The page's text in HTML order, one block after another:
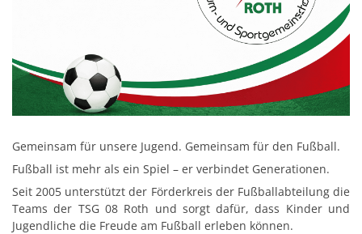
Gemeinsam für unsere Jugend. Gemeinsam für den Fußball.
Fußball ist mehr als ein Spiel – er verbindet Generationen.
Seit 2005 unterstützt der Förderkreis der Fußballabteilung die
Teams der TSG 08 Roth und sorgt dafür, dass Kinder und
Jugendliche die Freude am Fußball erleben können.